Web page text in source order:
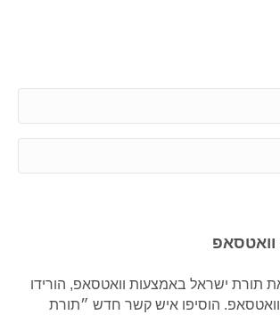
תורת ישראל באמצעות וואטסאפ, הורידו
הוסיפו איש קשר חדש ״תורת